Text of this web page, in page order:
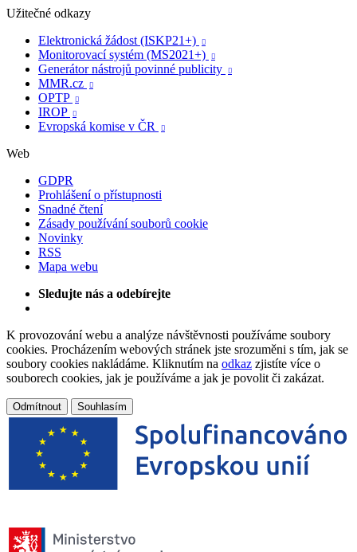
Užitečné odkazy
Elektronická žádost (ISKP21+)

Monitorovací systém (MS2021+) 
Generátor nástrojů povinné publicity 
MMR.cz 
OPTP 
IROP 
Evropská komise v ČR 
Web
GDPR
Prohlášení o přístupnosti
Snadné čtení
Zásady používání souborů cookie
Novinky
RSS
Mapa webu
Sledujte nás a odebírejte
K provozování webu a analýze návštěvnosti používáme soubory
cookies. Procházením webových stránek jste srozuměni s tím, jak se
soubory cookies nakládáme. Kliknutím na odkaz zjistíte více o
souborech cookies, jak je používáme a jak je povolit či zakázat.
Odmítnout Souhlasím